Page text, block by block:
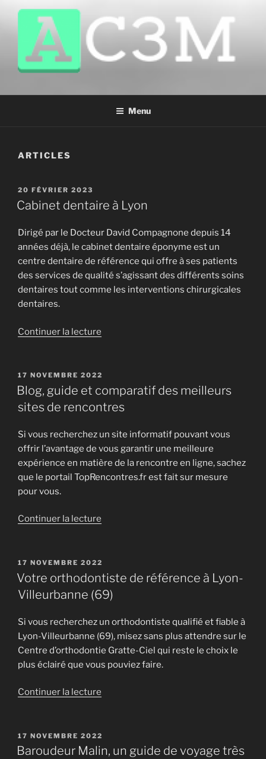
principal
AC3M
Menu
ARTICLES
PUBLIÉ
LE
20 FÉVRIER 2023
Cabinet dentaire à Lyon
Dirigé par le Docteur David Compagnone depuis 14
années déjà, le cabinet dentaire éponyme est un
centre dentaire de référence qui offre à ses patients
des services de qualité s’agissant des différents soins
dentaires tout comme les interventions chirurgicales
dentaires.
Continuer la lecture
à
Lyon »
PUBLIÉ
LE
17 NOVEMBRE 2022
Blog, guide et comparatif des meilleurs
sites de rencontres
Si vous recherchez un site informatif pouvant vous
offrir l’avantage de vous garantir une meilleure
expérience en matière de la rencontre en ligne, sachez
que le portail TopRencontres.fr est fait sur mesure
pour vous.
Continuer la lecture
et
comparatif
des
meilleurs
sites
de
rencontres »
PUBLIÉ
LE
17 NOVEMBRE 2022
Votre orthodontiste de référence à Lyon-
Villeurbanne (69)
Si vous recherchez un orthodontiste qualifié et fiable à
Lyon-Villeurbanne (69), misez sans plus attendre sur le
Centre d’orthodontie Gratte-Ciel qui reste le choix le
plus éclairé que vous pouviez faire.
Continuer la lecture
de
référence
PUBLIÉ
LE
17 NOVEMBRE 2022
Baroudeur Malin, un guide de voyage très